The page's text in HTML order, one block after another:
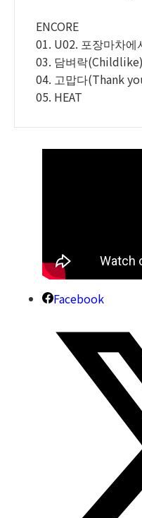
ENCORE
01. U02. 포장마차
03. 담벼락(Childlike)
04. 고맙다(Thank
05. HEAT
Facebook